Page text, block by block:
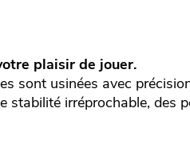
plaisir de jouer.
sont usinées avec
irréprochable, des